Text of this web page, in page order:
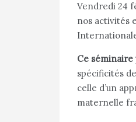
Vendredi 24
nos activités
Ce séminaire
spécificités
celle d’un
maternelle